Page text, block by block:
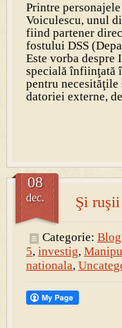
Printre
Voiculescu, unul
fiind partener
fostului DSS
Este vorba despre
specială înfiinţată
pentru
datoriei externe,
Şi ruşii
08
dec.
Categorie:
5, investig,
nationala,